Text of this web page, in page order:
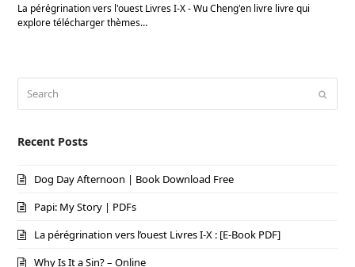
La pérégrination vers l'ouest Livres I-X - Wu Cheng'en livre livre qui
explore télécharger thèmes…
Recent Posts
Dog Day Afternoon | Book Download Free
Papi: My Story | PDFs
La pérégrination vers l’ouest Livres I-X : [E-Book PDF]
Why Is It a Sin? – Online